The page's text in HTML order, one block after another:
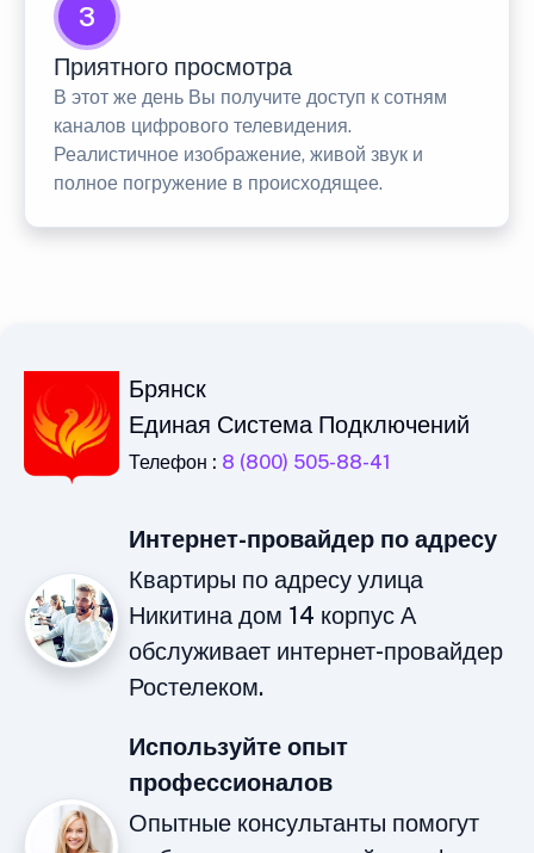
3
Приятного просмотра
В этот же день Вы получите доступ к сотням
каналов цифрового телевидения.
Реалистичное изображение, живой звук и
полное погружение в происходящее.
Брянск
Единая Система Подключений
Телефон : 8 (800) 505-88-41
Интернет-провайдер по адресу
Квартиры по адресу улица
Никитина дом 14 корпус А
обслуживает интернет-провайдер
Ростелеком.
Используйте опыт
профессионалов
Опытные консультанты помогут